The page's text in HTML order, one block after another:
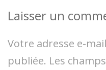
Laisser un
Votre adresse e-
publiée. Les